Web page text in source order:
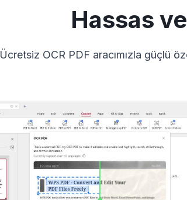
Hassas ve
Ücretsiz OCR PDF aracımızla güçlü